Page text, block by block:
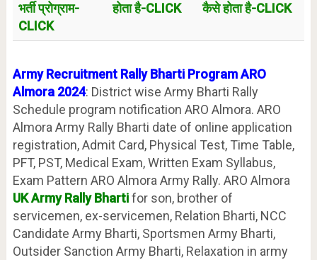
भर्ती प्रोग्राम-
CLICK
होता है-CLICK
कैसे होता है-CLICK
Army Recruitment Rally Bharti Program ARO
Almora 2024: District wise Army Bharti Rally
Schedule program notification ARO Almora. ARO
Almora Army Rally Bharti date of online application
registration, Admit Card, Physical Test, Time Table,
PFT, PST, Medical Exam, Written Exam Syllabus,
Exam Pattern ARO Almora Army Rally. ARO Almora
UK Army Rally Bhartifor son, brother of
servicemen, ex-servicemen, Relation Bharti, NCC
Candidate Army Bharti, Sportsmen Army Bharti,
Outsider Sanction Army Bharti, Relaxation in army